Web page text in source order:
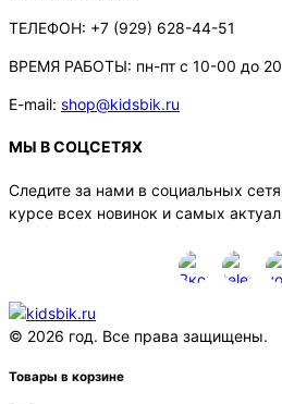
ТЕЛЕФОН: +7 (929) 628-44-51
ВРЕМЯ РАБОТЫ: пн-пт с 10-00 до
E-mail: shop@kidsbik.ru
МЫ В СОЦСЕТЯХ
Следите за нами в социальных
курсе всех новинок и самых
© 2026 год. Все права защищены.
Товары в корзине